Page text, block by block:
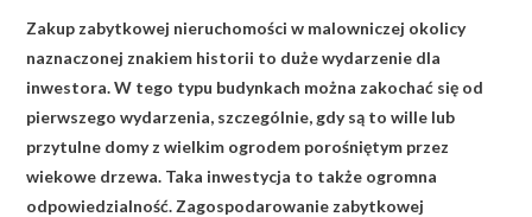
ZAPISZ SIĘ
Zakup zabytkowej nieruchomości w malowniczej okolicy
naznaczonej znakiem historii to duże wydarzenie dla
inwestora. W tego typu budynkach można zakochać się od
pierwszego wydarzenia, szczególnie, gdy są to wille lub
przytulne domy z wielkim ogrodem porośniętym przez
wiekowe drzewa. Taka inwestycja to także ogromna
odpowiedzialność. Zagospodarowanie zabytkowej